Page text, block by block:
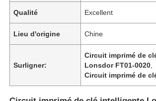
Qualité Excellent
Lieu d'origine Chine
Surligner:
Circuit imprimé de
Lonsdor FT01-0020
Circuit imprimé de